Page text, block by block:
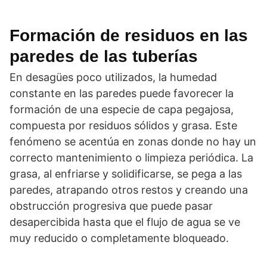
Formación de residuos en las
paredes de las tuberías
En desagües poco utilizados, la humedad
constante en las paredes puede favorecer la
formación de una especie de capa pegajosa,
compuesta por residuos sólidos y grasa. Este
fenómeno se acentúa en zonas donde no hay un
correcto mantenimiento o limpieza periódica. La
grasa, al enfriarse y solidificarse, se pega a las
paredes, atrapando otros restos y creando una
obstrucción progresiva que puede pasar
desapercibida hasta que el flujo de agua se ve
muy reducido o completamente bloqueado.